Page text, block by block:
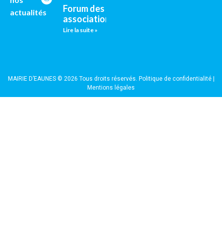
actualités
Forum des
associations
Lire la suite »
MAIRIE D’EAUNES © 2026 Tous droits réservés. Politique de confidentialité|
Mentions légales